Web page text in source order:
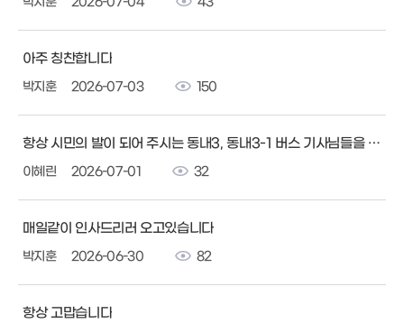
아주 칭찬합니다
박지훈 2026-07-03 150
항상 시민의 발이 되어 주시는 동내3, 동내3-1 버스 기사님들을 칭찬합니다.
이혜린 2026-07-01 32
매일같이 인사드리러 오고있습니다
박지훈 2026-06-30 82
항상 고맙습니다